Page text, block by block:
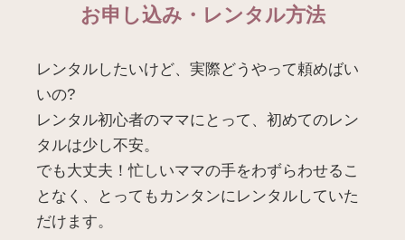
お申し込み・レンタル方法
レンタルしたいけど、実際どうやって頼めばい
いの?
レンタル初心者のママにとって、初めてのレン
タルは少し不安。
でも大丈夫！忙しいママの手をわずらわせるこ
となく、とってもカンタンにレンタルしていた
だけます。